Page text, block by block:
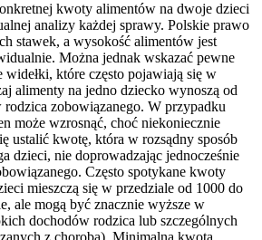
kwoty alimentów na dwoje dzieci
analizy każdej sprawy. Polskie prawo
stawek, a wysokość alimentów jest
Można jednak wskazać pewne
widełki, które często pojawiają się w
alimenty na jedno dziecko wynoszą od
zobowiązanego. W przypadku
może wzrosnąć, choć niekoniecznie
ustalić kwotę, która w rozsądny sposób
dzieci, nie doprowadzając jednocześnie
Często spotykane kwoty
mieszczą się w przedziale od 1000 do
ale mogą być znacznie wyższe w
dochodów rodzica lub szczególnych